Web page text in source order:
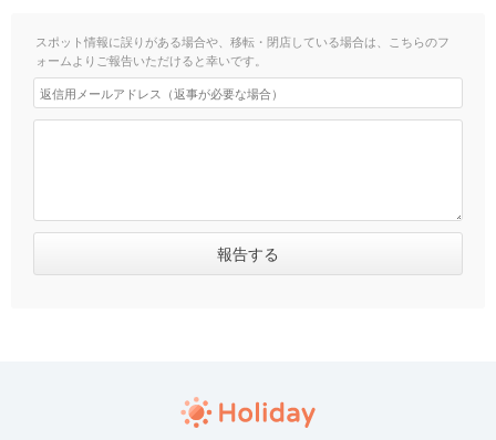
スポット情報に誤りがある場合や、移転・閉店している場合は、こちらのフ
ォームよりご報告いただけると幸いです。